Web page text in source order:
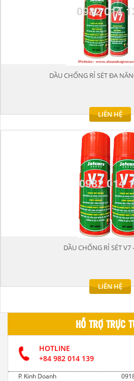
DẦU CHỐNG RỈ SÉT ĐA
LIÊN HỆ
DẦU CHỐNG RỈ SÉT V7
LIÊN HỆ
HỖ TRỢ TRỰC
HOTLINE
+84 982 014 139
P. Kinh Doanh